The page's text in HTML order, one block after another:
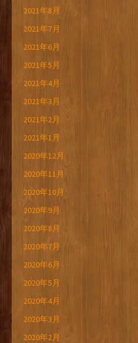
2021年8月
2021年7月
2021年6月
2021年5月
2021年4月
2021年3月
2021年2月
2021年1月
2020年12月
2020年11月
2020年10月
2020年9月
2020年8月
2020年7月
2020年6月
2020年5月
2020年4月
2020年3月
2020年2月